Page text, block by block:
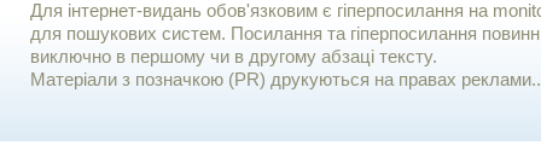
Для iнтернет-видань обов'язковим є гiперпосилання на
для пошукових систем. Посилання та гіперпосилання
виключно в першому чи в другому абзаці тексту.
Матеріали з позначкою (PR) друкуються на правах реклами..